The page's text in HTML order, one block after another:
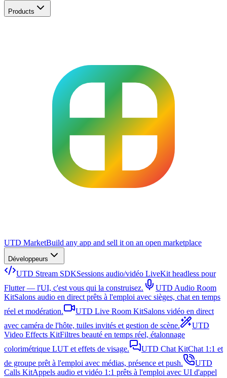
Products
UTD MarketBuild any app and sell it on an open marketplace
Développeurs
UTD Stream SDKSessions audio/vidéo LiveKit headless pour
Flutter — l'UI, c'est vous qui la construisez.
UTD Audio Room
KitSalons audio en direct prêts à l'emploi avec sièges, chat en temps
réel et modération.
UTD Live Room KitSalons vidéo en direct
avec caméra de l'hôte, tuiles invités et gestion de scène.
UTD
Video Effects KitFiltres beauté en temps réel, étalonnage
colorimétrique LUT et effets de visage.
UTD Chat KitChat 1:1 et
de groupe prêt à l'emploi avec médias, présence et push.
UTD
Calls KitAppels audio et vidéo 1:1 prêts à l'emploi avec UI d'appel